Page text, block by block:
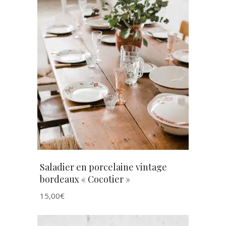
AJOUTER AU PANIER
Saladier en porcelaine vintage
bordeaux « Cocotier »
15,00€